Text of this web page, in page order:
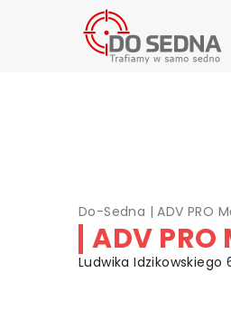
Do-Sedna |ADV PRO
ADV
Ludwika Idzikowskiego